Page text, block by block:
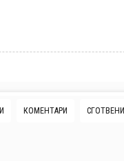
КОМЕНТАРИ СГОТВЕНИ